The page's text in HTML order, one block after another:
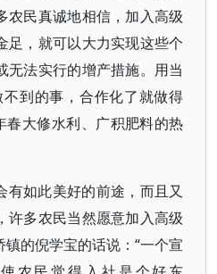
农民真诚地相信，加入高级
足，就可以大力实现这些个
无法实行的增产措施。用当
到的事，合作化了就做得
春大修水利、广积肥料的热
有如此美好的前途，而且又
许多农民当然愿意加入高级
的倪学宝的话说：“一个宣